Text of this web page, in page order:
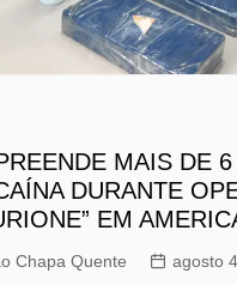
MAIS DE
DURANTE
EM
Chapa Quente
agosto